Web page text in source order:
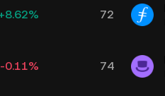
+8.62% 72
-0.11% 74